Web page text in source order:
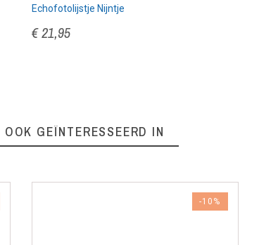
Echofotolijstje Nijntje
€ 21,95
GEÏNTERESSEERD IN
-10%